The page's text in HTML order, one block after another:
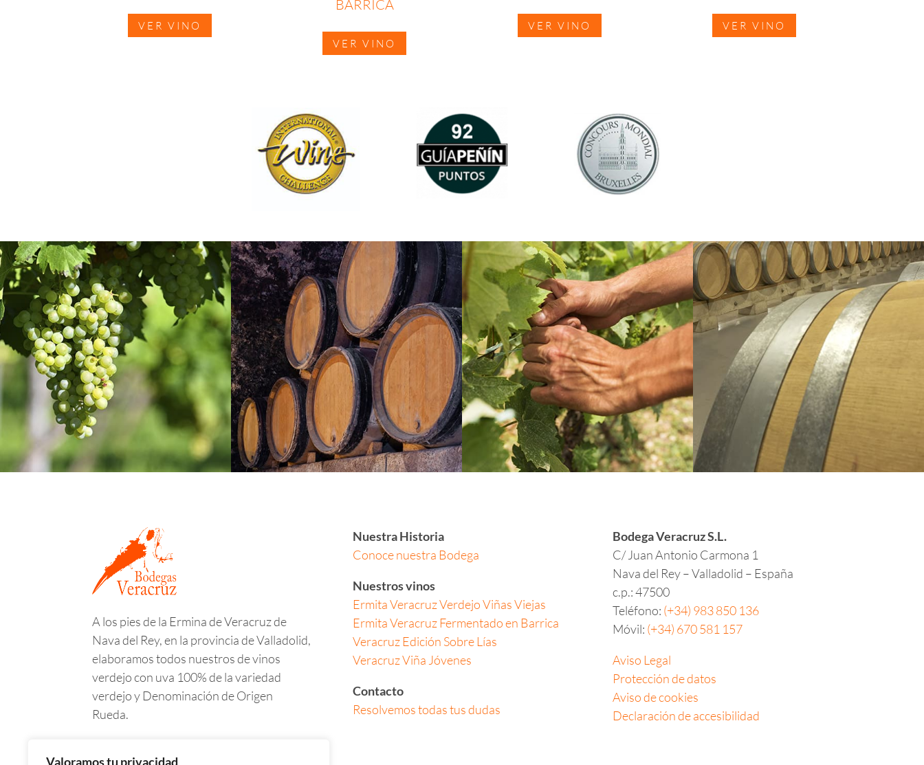
Valoramos tu privacidad
VER VINO
BARRICA
VER VINO
VER VINO VER VINO
A los pies de la Ermina de Veracruz de
Nava del Rey, en la provincia de Valladolid,
elaboramos todos nuestros de vinos
verdejo con uva 100% de la variedad
verdejo y Denominación de Origen
Rueda.
Nuestra Historia
Conoce nuestra Bodega
Nuestros vinos
Ermita Veracruz Verdejo Viñas Viejas
Ermita Veracruz Fermentado en Barrica
Veracruz Edición Sobre Lías
Veracruz Viña Jóvenes
Contacto
Resolvemos todas tus dudas
Bodega Veracruz S.L.
C/ Juan Antonio Carmona 1
Nava del Rey – Valladolid – España
c.p.:47500
Teléfono: (+34) 983 850 136
Móvil: (+34) 670 581 157
Aviso Legal
Protección de datos
Aviso de cookies
Declaración de accesibilidad